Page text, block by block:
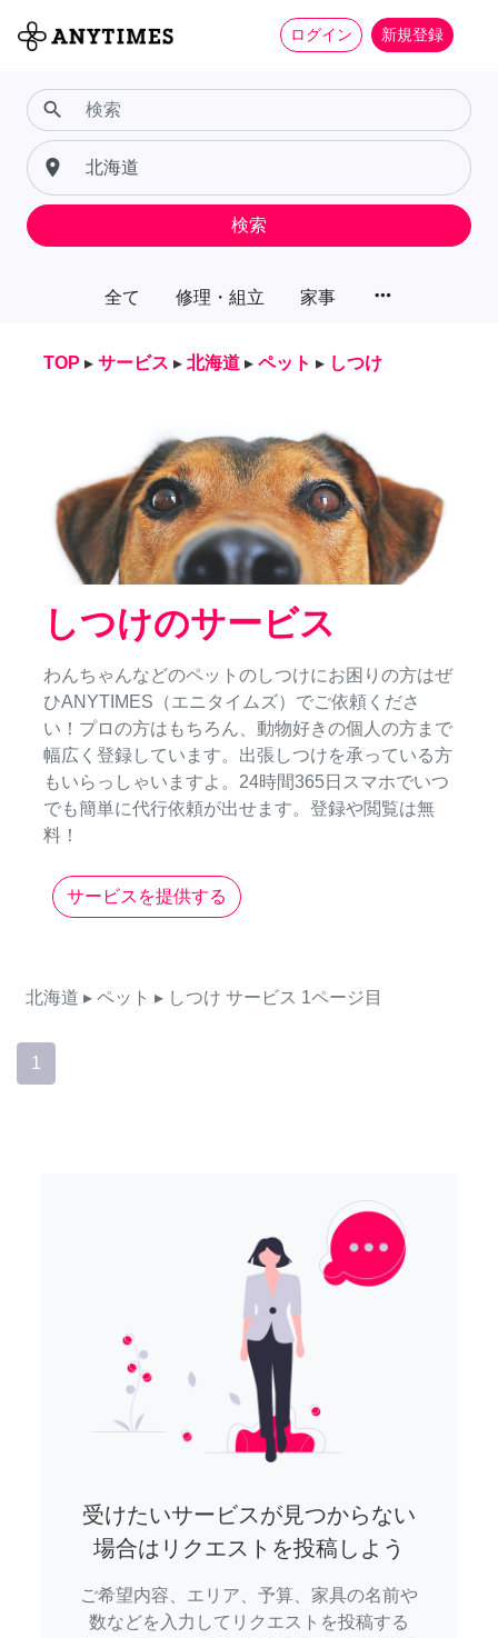
ログイン 新規登録
全て 修理・組立 家事 more_horiz
search
place
検索
TOP ▸ サービス ▸ 北海道 ▸ ペット ▸ しつけ
しつけのサービス
わんちゃんなどのペットのしつけにお困りの方はぜ
ひANYTIMES（エニタイムズ）でご依頼くださ
い！プロの方はもちろん、動物好きの個人の方まで
幅広く登録しています。出張しつけを承っている方
もいらっしゃいますよ。24時間365日スマホでいつ
でも簡単に代行依頼が出せます。登録や閲覧は無
料！
サービスを提供する
北海道 ▸ ペット ▸ しつけ サービス 1ページ目
1
受けたいサービスが見つからない
場合はリクエストを投稿しよう
ご希望内容、エリア、予算、家具の名前や
数などを入力してリクエストを投稿する